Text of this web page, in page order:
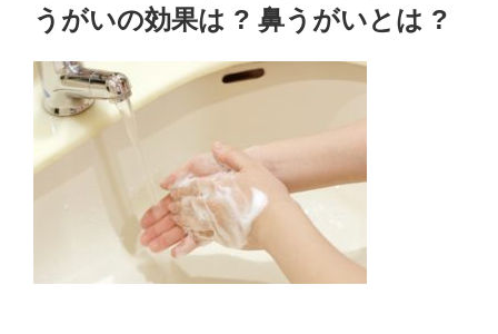
うがいの効果は ? 鼻うがいとは ?